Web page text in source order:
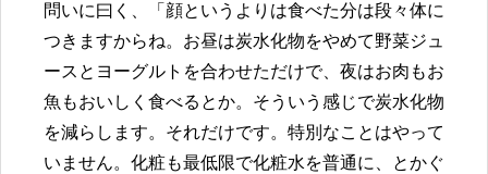
問いに曰く、「顔というよりは食べた分は段々体に
つきますからね。お昼は炭水化物をやめて野菜ジュ
ースとヨーグルトを合わせただけで、夜はお肉もお
魚もおいしく食べるとか。そういう感じで炭水化物
を減らします。それだけです。特別なことはやって
いません。化粧も最低限で化粧水を普通に、とかぐ